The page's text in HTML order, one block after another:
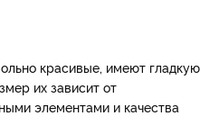
красивые, имеют гладкую
их зависит от
элементами и качества